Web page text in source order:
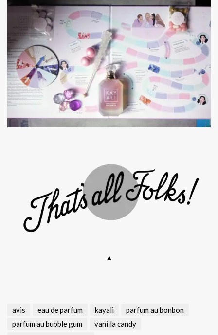
▲
avis eau de parfum kayali
parfum au bonbon
parfum au bubble gum
vanilla candy